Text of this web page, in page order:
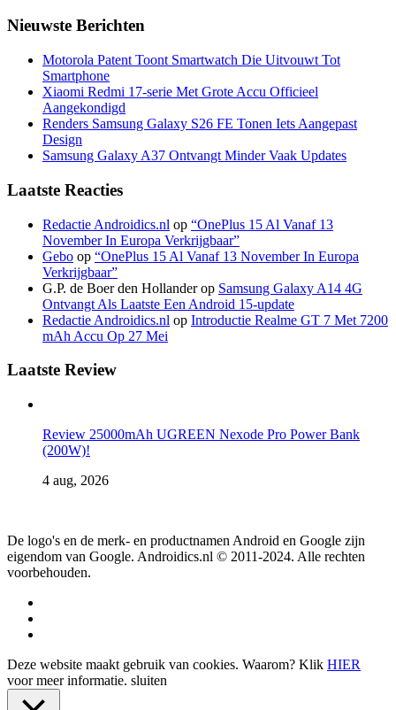
Nieuwste Berichten
Motorola Patent Toont Smartwatch Die Uitvouwt Tot
Smartphone
Xiaomi Redmi 17-serie Met Grote Accu Officieel
Aangekondigd
Renders Samsung Galaxy S26 FE Tonen Iets Aangepast
Design
Samsung Galaxy A37 Ontvangt Minder Vaak Updates
Laatste Reacties
Redactie Androidics.nl op “OnePlus 15 Al Vanaf 13
November In Europa Verkrijgbaar”
Gebo op “OnePlus 15 Al Vanaf 13 November In Europa
Verkrijgbaar”
G.P. de Boer den Hollanderop Samsung Galaxy A14 4G
Ontvangt Als Laatste Een Android 15-update
Redactie Androidics.nl op Introductie Realme GT 7 Met 7200
mAh Accu Op 27 Mei
Laatste Review
Review 25000mAh UGREEN Nexode Pro Power Bank
(200W)!
4 aug, 2026
De logo's en de merk- en productnamen Android en Google zijn
eigendom van Google. Androidics.nl © 2011-2024. Alle rechten
voorbehouden.
Deze website maakt gebruik van cookies. Waarom? Klik HIER
voor meer informatie. sluiten